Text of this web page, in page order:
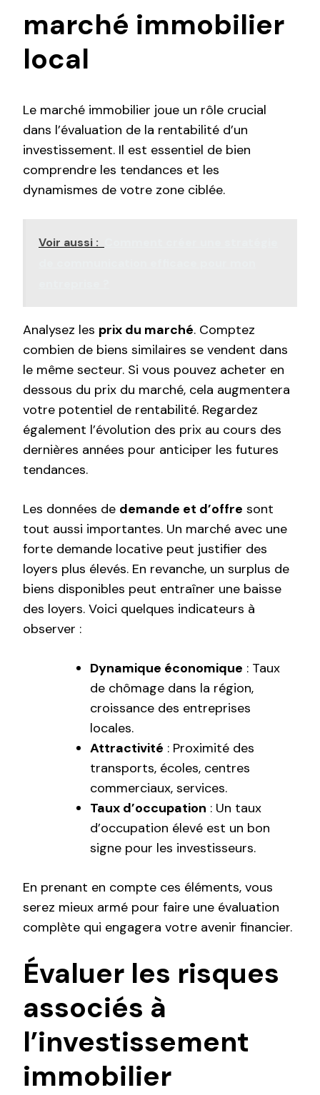
marché immobilier
local
Le marché immobilier joue un rôle crucial
dans l’évaluation de la rentabilité d’un
investissement. Il est essentiel de bien
comprendre les tendances et les
dynamismes de votre zone ciblée.
Voir aussi :
Analysez les prix du marché. Comptez
combien de biens similaires se vendent dans
le même secteur. Si vous pouvez acheter en
dessous du prix du marché, cela augmentera
votre potentiel de rentabilité. Regardez
également l’évolution des prix au cours des
dernières années pour anticiper les futures
tendances.
Les données de demande et d’offre sont
tout aussi importantes. Un marché avec une
forte demande locative peut justifier des
loyers plus élevés. En revanche, un surplus de
biens disponibles peut entraîner une baisse
des loyers. Voici quelques indicateurs à
observer :
Dynamique économique : Taux
de chômage dans la région,
croissance des entreprises
locales.
Attractivité : Proximité des
transports, écoles, centres
commerciaux, services.
Taux d’occupation : Un taux
d’occupation élevé est un bon
signe pour les investisseurs.
En prenant en compte ces éléments, vous
serez mieux armé pour faire une évaluation
complète qui engagera votre avenir financier.
Évaluer les risques
associés à
l’investissement
immobilier